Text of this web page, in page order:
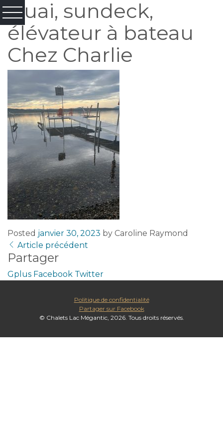
Quai, sundeck,
élévateur à bateau
Chez Charlie
Posted janvier 30, 2023 by Caroline Raymond
Article précédent
Partager
Gplus Facebook Twitter
© Chalets Lac Mégantic, 2026. Tous droits réservés.
Politique de confidentialité
Partager sur Facebook